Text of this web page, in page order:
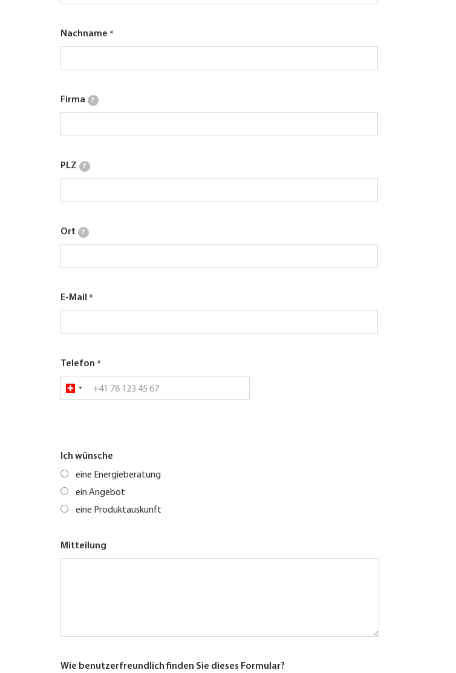
Nachname
Firma ?
PLZ ?
Ort ?
E-Mail
Telefon
Ich wünsche
eine Energieberatung
ein Angebot
eine Produktauskunft
Mitteilung
Wie benutzerfreundlich finden Sie dieses Formular?